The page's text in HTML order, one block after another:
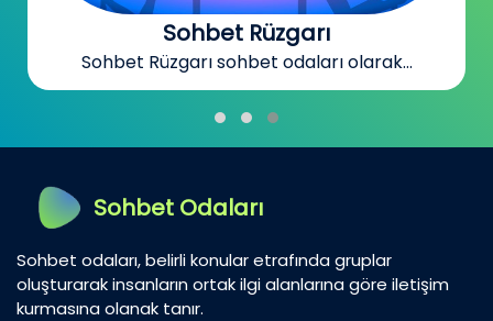
Sohbet Rüzgarı
Sohbet Rüzgarı sohbet odaları olarak...
Sohbet Odaları
Sohbet odaları, belirli konular etrafında gruplar
oluşturarak insanların ortak ilgi alanlarına göre iletişim
kurmasına olanak tanır.